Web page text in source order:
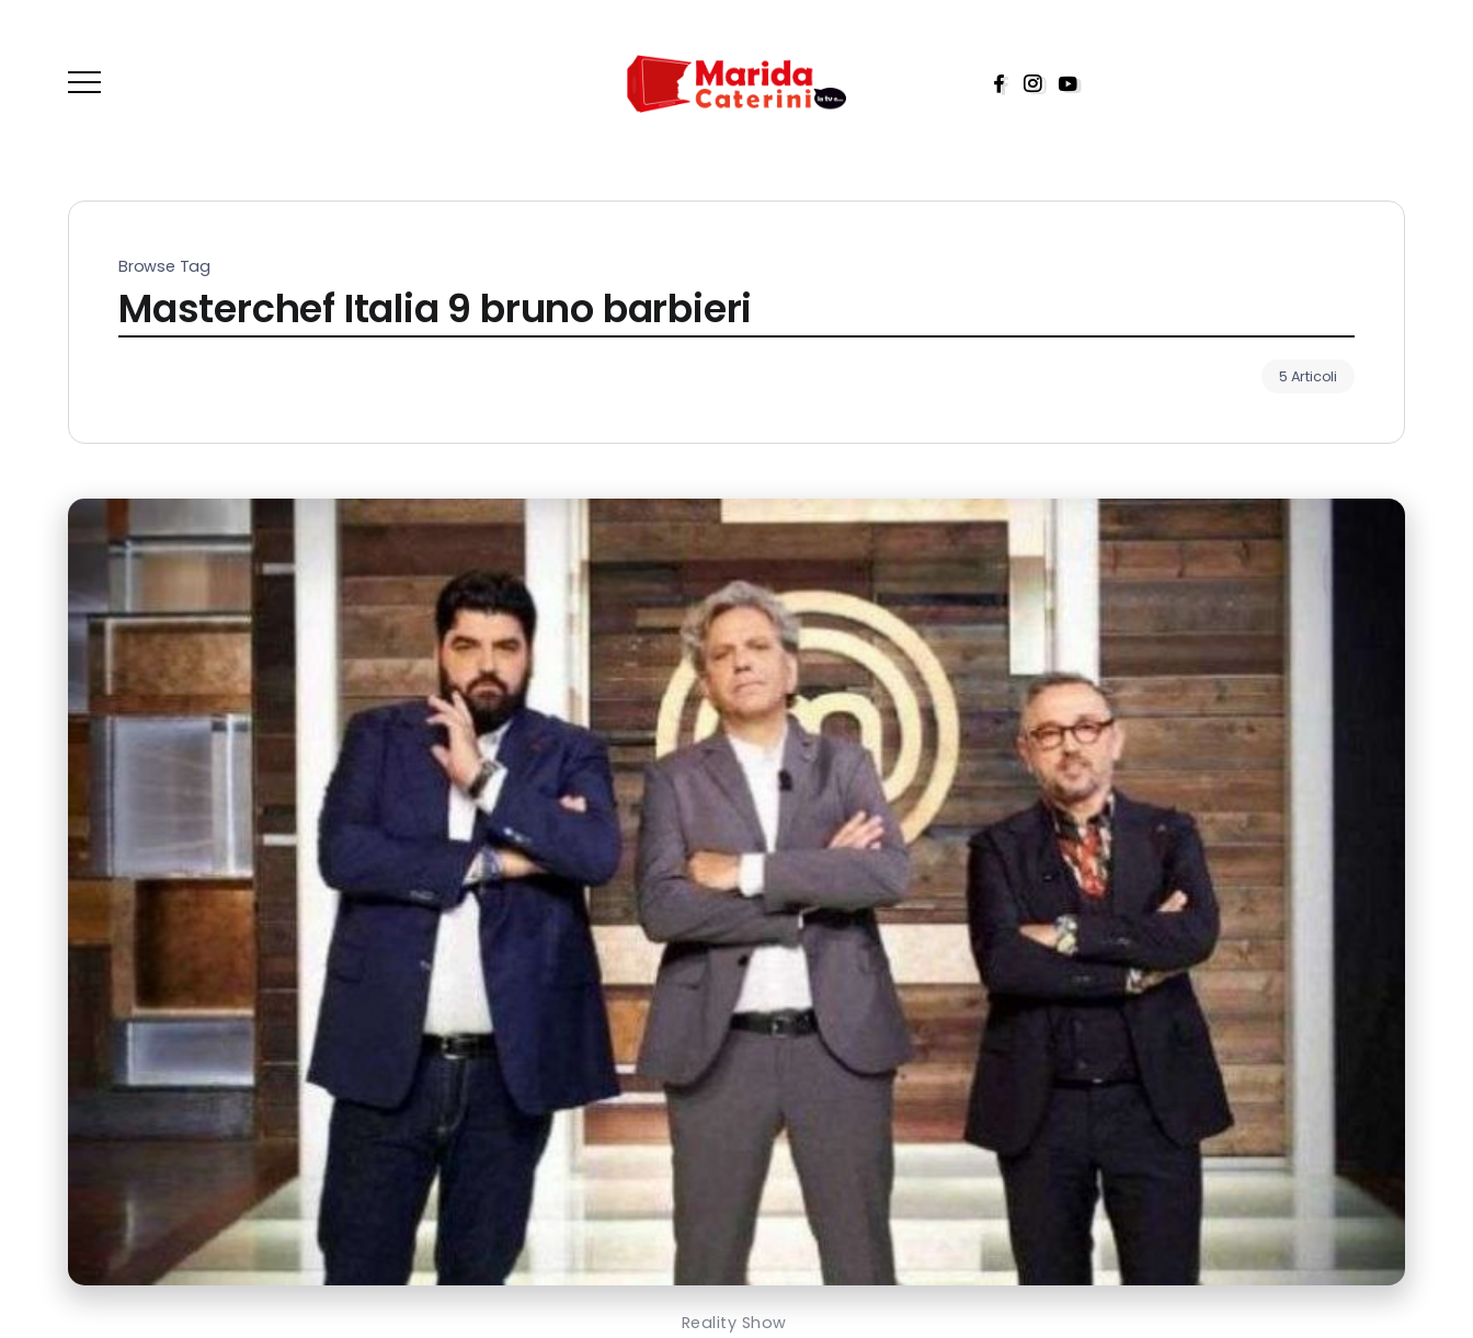
Browse Tag
Masterchef Italia 9 bruno barbieri
5 Articoli
Reality Show